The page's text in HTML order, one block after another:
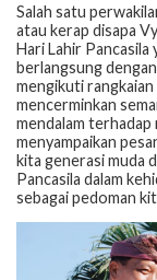
Salah satu
atau kerap disapa
Hari Lahir Pancasila
berlangsung
mengikuti
mencerminkan
mendalam terhadap
menyampaikan
kita generasi muda
Pancasila dalam
sebagai pedoman